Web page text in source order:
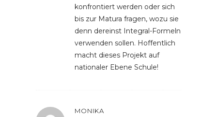
konfrontiert werden oder sich
bis zur Matura fragen, wozu sie
denn dereinst Integral-Formeln
verwenden sollen. Hoffentlich
macht dieses Projekt auf
nationaler Ebene Schule!
MONIKA